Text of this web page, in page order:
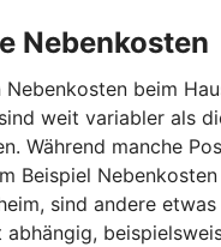
Nebenkosten
beim
weit variabler als
Während manche
Beispiel
sind andere